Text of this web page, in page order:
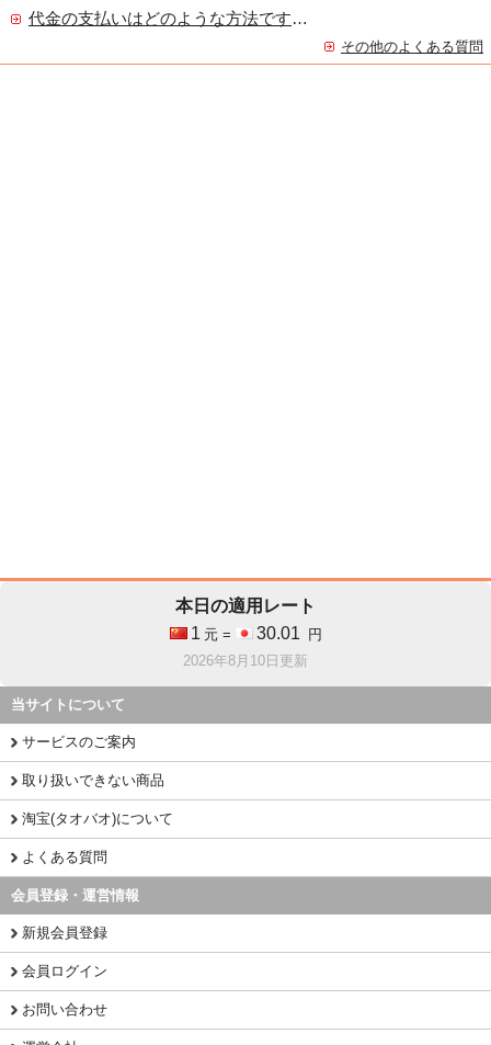
代金の支払いはどのような方法ですか？
その他のよくある質問
本日の適用レート
1 元 = 30.01
円
2026年8月10日更新
当サイトについて
サービスのご案内
取り扱いできない商品
淘宝(タオバオ)について
よくある質問
会員登録・運営情報
新規会員登録
会員ログイン
お問い合わせ